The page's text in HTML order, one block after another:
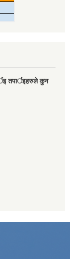
तपार्इहरुले कुन